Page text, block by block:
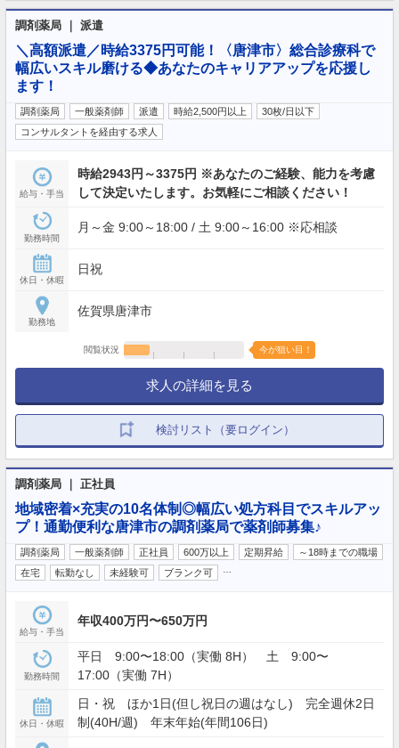
調剤薬局 ｜ 派遣
＼高額派遣／時給3375円可能！〈唐津市〉総合診療科で
幅広いスキル磨ける◆あなたのキャリアアップを応援し
ます！
調剤薬局 一般薬剤師 派遣 時給2,500円以上
30枚/日以下
コンサルタントを経由する求人
給与・手当
時給2943円～3375円 ※あなたのご経験、能力を考慮
して決定いたします。お気軽にご相談ください！
勤務時間
月～金 9:00～18:00 / 土 9:00～16:00 ※応相談
休日・休暇
日祝
勤務地
佐賀県唐津市
閲覧状況 今が狙い目！
求人の詳細を見る
検討リスト（要ログイン）
調剤薬局 ｜ 正社員
地域密着×充実の10名体制◎幅広い処方科目でスキルアッ
プ！通勤便利な唐津市の調剤薬局で薬剤師募集♪
調剤薬局 一般薬剤師 正社員 600万以上 定期昇給
～18時までの職場
在宅
転勤なし 未経験可 ブランク可
給与・手当
年収400万円〜650万円
勤務時間
平日 9:00〜18:00（実働 8H） 土 9:00〜
17:00（実働 7H）
休日・休暇
日・祝 ほか1日(但し祝日の週はなし) 完全週休2日
制(40H/週) 年末年始(年間106日)